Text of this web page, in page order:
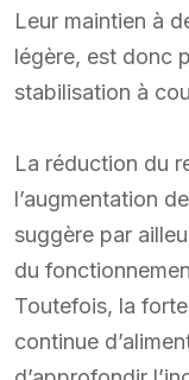
Leur maintien à
légère, est donc
stabilisation à
La réduction du
l’augmentation
suggère par
du
Toutefois, la
continue